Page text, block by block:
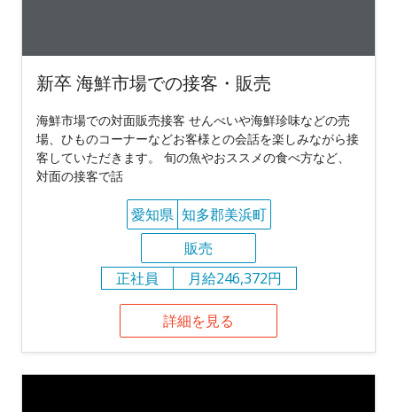
新卒 海鮮市場での接客・販売
海鮮市場での対面販売接客 せんべいや海鮮珍味などの売
場、ひものコーナーなどお客様との会話を楽しみながら接
客していただきます。 旬の魚やおススメの食べ方など、
対面の接客で話
愛知県 知多郡美浜町
販売
正社員
月給246,372円
詳細を見る